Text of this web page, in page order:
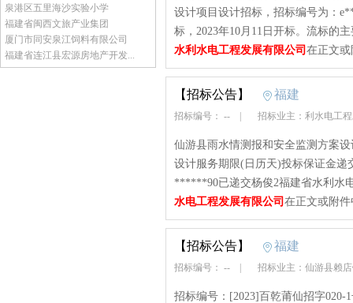
泉港区五里海沙实验小学
福建省闽西文旅产业集团
厦门市同安泉江饲料有限公司
福建省连江县宏源房地产开发...
设计项目设计招标，招标编号为：
标，2023年10月11日开标。流标的
水利水电工程发展有限公司 在正文
【招标公告】 福建
招标编号： -- 招标业主：利水电工
仙游县雨水情测报和安全监测方案
设计服务期限(日历天)投标保证金递
******90已递交杨俊2福建省水利水
水电工程发展有限公司 在正文或附件
【招标公告】 福建
招标编号： -- 招标业主：仙游县赖
招标编号：[2023]百乾莆仙招字020-